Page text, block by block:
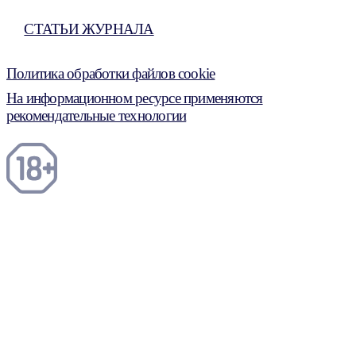
СТАТЬИ ЖУРНАЛА
Политика обработки файлов cookie
На информационном ресурсе применяются
рекомендательные технологии